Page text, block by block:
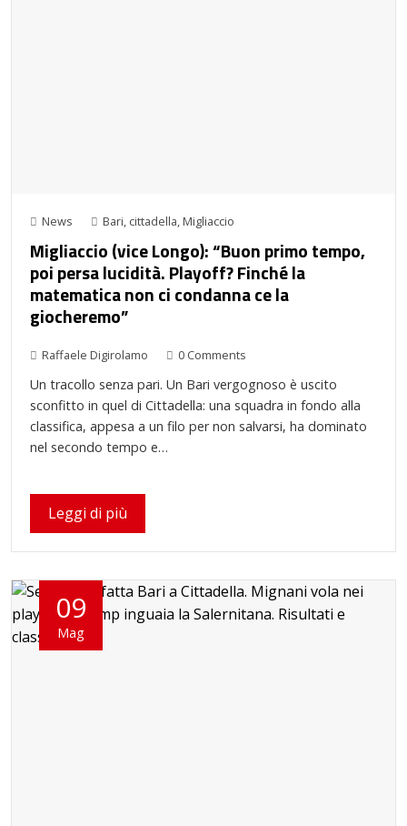
News Bari, cittadella, Migliaccio
Migliaccio (vice Longo): “Buon primo tempo,
poi persa lucidità. Playoff? Finché la
matematica non ci condanna ce la
giocheremo”
Raffaele Digirolamo 0 Comments
Un tracollo senza pari. Un Bari vergognoso è uscito
sconfitto in quel di Cittadella: una squadra in fondo alla
classifica, appesa a un filo per non salvarsi, ha dominato
nel secondo tempo e…
Leggi di più
09
Mag